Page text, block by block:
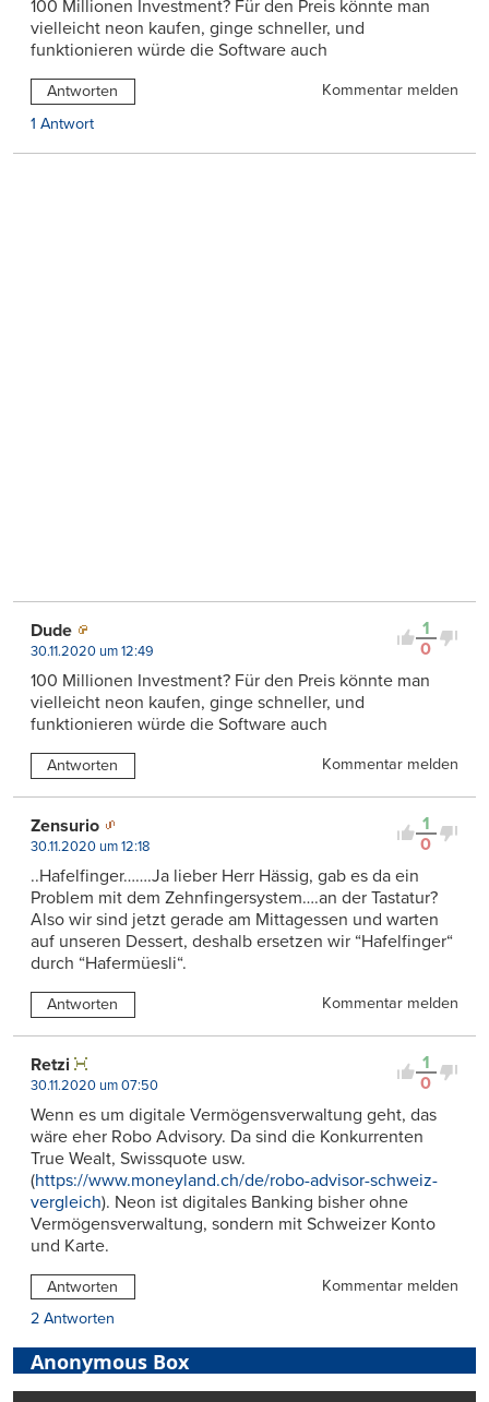
100 Millionen Investment? Für den Preis könnte man
vielleicht neon kaufen, ginge schneller, und
funktionieren würde die Software auch
Antworten
Kommentar melden
1 Antwort
1
0
Dude
30.11.2020 um 12:49
100 Millionen Investment? Für den Preis könnte man
vielleicht neon kaufen, ginge schneller, und
funktionieren würde die Software auch
Antworten Kommentar melden
1
0
Zensurio
30.11.2020 um 12:18
..Hafelfinger…….Ja lieber Herr Hässig, gab es da ein
Problem mit dem Zehnfingersystem….an der Tastatur?
Also wir sind jetzt gerade am Mittagessen und warten
auf unseren Dessert, deshalb ersetzen wir “Hafelfinger“
durch “Hafermüesli“.
Antworten Kommentar melden
1
0
Retzi
30.11.2020 um 07:50
Wenn es um digitale Vermögensverwaltung geht, das
wäre eher Robo Advisory. Da sind die Konkurrenten
True Wealt, Swissquote usw.
(https://www.moneyland.ch/de/robo-advisor-schweiz-
vergleich). Neon ist digitales Banking bisher ohne
Vermögensverwaltung, sondern mit Schweizer Konto
und Karte.
Antworten
Kommentar melden
2 Antworten
Anonymous Box